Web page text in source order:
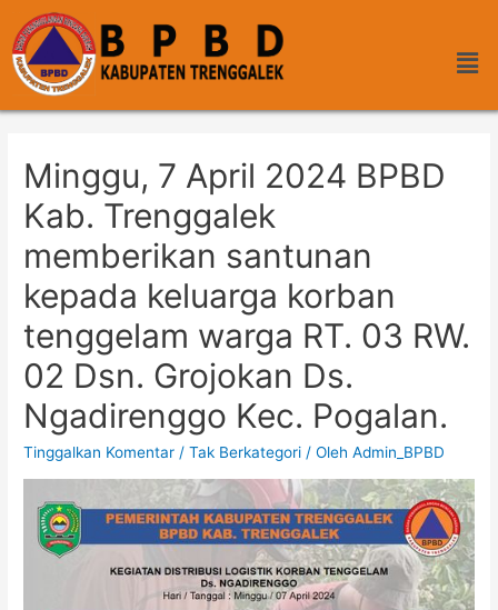
Minggu, 7 April 2024 BPBD
Kab. Trenggalek
memberikan santunan
kepada keluarga korban
tenggelam warga RT. 03 RW.
02 Dsn. Grojokan Ds.
Ngadirenggo Kec. Pogalan.
Tinggalkan Komentar /Tak Berkategori / OlehAdmin_BPBD